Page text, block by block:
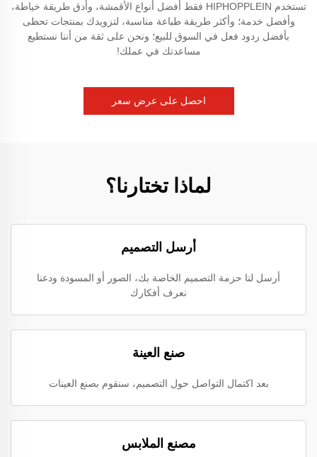
تستخدم HIPHOPPLEIN فقط أفضل أنواع الأقمشة، وأدق طريقة خياطة،
وأفضل خدمة؛ وأكثر طريقة طباعة مناسبة، لتزويدك بمنتجات تحظى
بأفضل ردود فعل في السوق للبيع؛ ونحن على ثقة من أننا نستطيع
مساعدتك في عملك!
احصل على عرض سعر
لماذا تختارنا؟
أرسل التصميم
أرسل لنا حزمة التصميم الخاصة بك، الصور أو المسودة ودعنا
نعرف أفكارك
صنع العينة
بعد اكتمال التواصل حول التصميم، سنقوم بصنع العينات
مصنع الملابس